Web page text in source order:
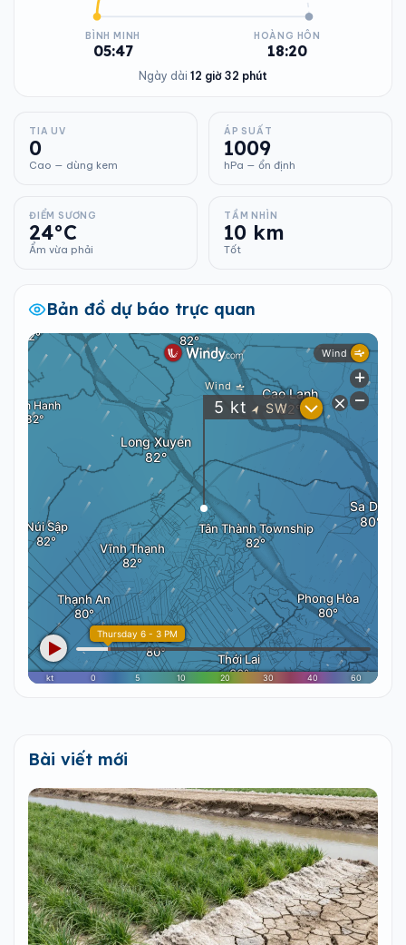
BÌNH MINH
05:47
HOÀNG HÔN
18:20
Ngày dài 12 giờ 32 phút
TIA UV
0
Cao — dùng kem
ÁP SUẤT
1009
hPa — ổn định
ĐIỂM SƯƠNG
24°C
Ẩm vừa phải
TẦM NHÌN
10 km
Tốt
Bản đồ dự báo trực quan
Bài viết mới